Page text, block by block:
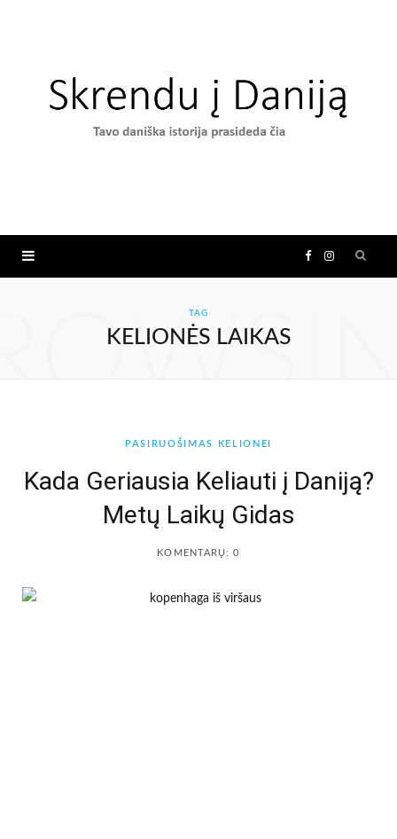
F I
TAG
KELIONĖS LAIKAS
PASIRUOŠIMAS KELIONEI
Kada Geriausia Keliauti į Daniją?
Metų Laikų Gidas
KOMENTARŲ: 0